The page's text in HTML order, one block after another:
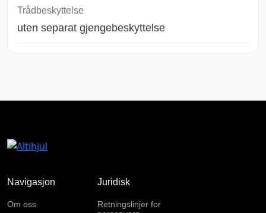
Trådbeskyttelse
uten separat gjengebeskyttelse
Navigasjon
Om oss
Juridisk
Retningslinjer for